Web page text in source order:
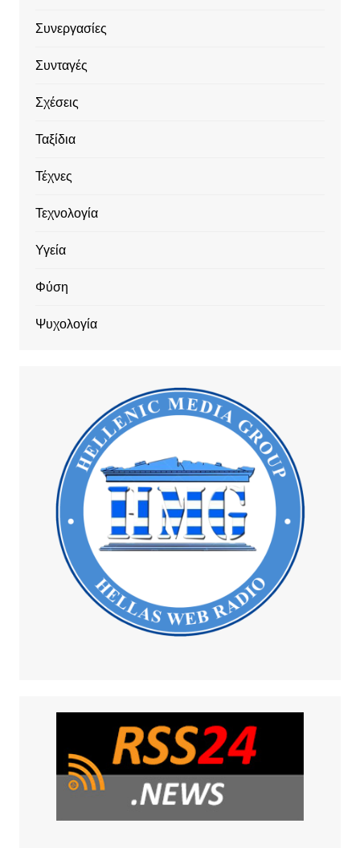
Συνεργασίες
Συνταγές
Σχέσεις
Ταξίδια
Τέχνες
Τεχνολογία
Υγεία
Φύση
Ψυχολογία